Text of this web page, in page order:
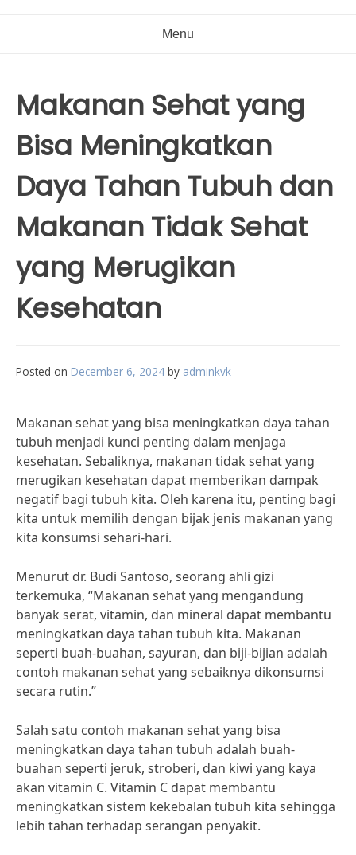
Menu
Makanan Sehat yang
Bisa Meningkatkan
Daya Tahan Tubuh dan
Makanan Tidak Sehat
yang Merugikan
Kesehatan
Posted on December 6, 2024 by adminkvk
Makanan sehat yang bisa meningkatkan daya tahan
tubuh menjadi kunci penting dalam menjaga
kesehatan. Sebaliknya, makanan tidak sehat yang
merugikan kesehatan dapat memberikan dampak
negatif bagi tubuh kita. Oleh karena itu, penting bagi
kita untuk memilih dengan bijak jenis makanan yang
kita konsumsi sehari-hari.
Menurut dr. Budi Santoso, seorang ahli gizi
terkemuka, “Makanan sehat yang mengandung
banyak serat, vitamin, dan mineral dapat membantu
meningkatkan daya tahan tubuh kita. Makanan
seperti buah-buahan, sayuran, dan biji-bijian adalah
contoh makanan sehat yang sebaiknya dikonsumsi
secara rutin.”
Salah satu contoh makanan sehat yang bisa
meningkatkan daya tahan tubuh adalah buah-
buahan seperti jeruk, stroberi, dan kiwi yang kaya
akan vitamin C. Vitamin C dapat membantu
meningkatkan sistem kekebalan tubuh kita sehingga
lebih tahan terhadap serangan penyakit.